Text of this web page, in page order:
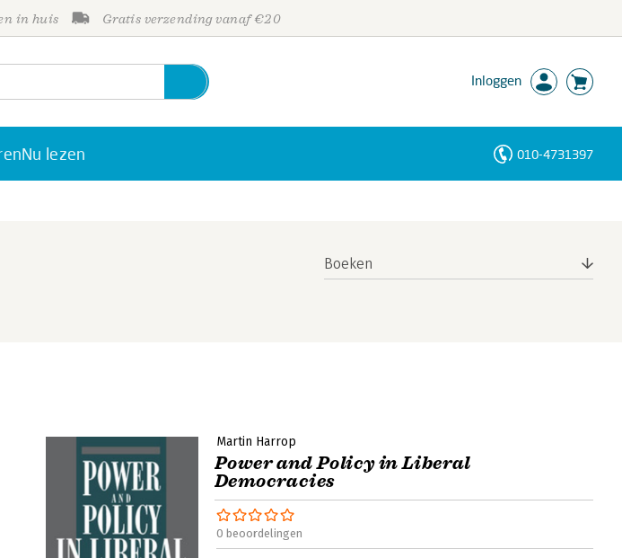
in huis Gratis verzending vanaf €20
Inloggen
Nu lezen 010-4731397
Boeken
Martin Harrop
Power and Policy in Liberal
Democracies
0 beoordelingen
Personen